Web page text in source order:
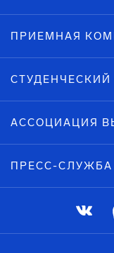
ПРИЕМНАЯ
АССОЦИАЦИЯ
ПРЕСС-СЛУЖБА